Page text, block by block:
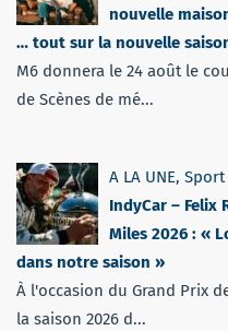
nouvelle
… tout sur la nouvelle
M6 donnera le 24 août le
de Scènes de mé...
A LA UNE, Sport
IndyCar – Felix
Miles 2026 : «
dans notre saison »
À l'occasion du Grand Prix
la saison 2026 d...